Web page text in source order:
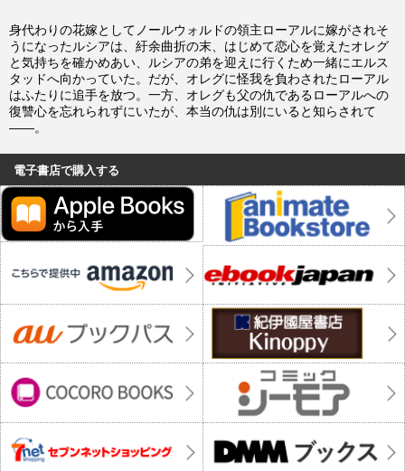
身代わりの花嫁としてノールウォルドの領主ローアルに嫁がされそ
うになったルシアは、紆余曲折の末、はじめて恋心を覚えたオレグ
と気持ちを確かめあい、ルシアの弟を迎えに行くため一緒にエルス
タッドへ向かっていた。だが、オレグに怪我を負わされたローアル
はふたりに追手を放つ。一方、オレグも父の仇であるローアルへの
復讐心を忘れられずにいたが、本当の仇は別にいると知らされて
――。
電子書店で購入する